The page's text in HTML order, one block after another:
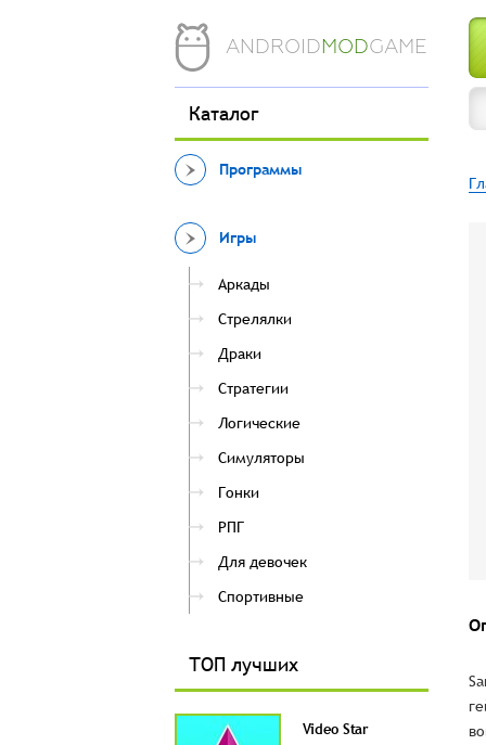
ANDROIDMODGAME
Каталог
Программы
Игры
Аркады
Стрелялки
Драки
Стратегии
Логические
Симуляторы
Гонки
РПГ
Для девочек
Спортивные
ТОП лучших
Video Star